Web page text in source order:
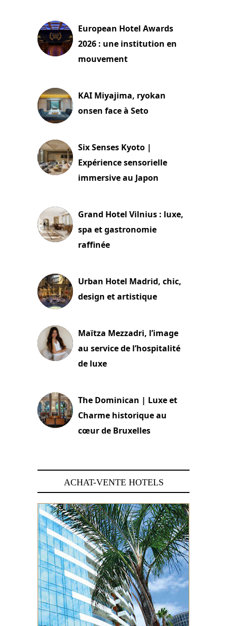
European Hotel Awards
2026 : une institution en
mouvement
KAI Miyajima, ryokan
onsen face à Seto
Six Senses Kyoto |
Expérience sensorielle
immersive au Japon
Grand Hotel Vilnius : luxe,
spa et gastronomie
raffinée
Urban Hotel Madrid, chic,
design et artistique
Maïtza Mezzadri, l’image
au service de l’hospitalité
de luxe
The Dominican | Luxe et
Charme historique au
cœur de Bruxelles
ACHAT-VENTE HOTELS